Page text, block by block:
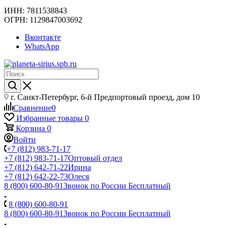
ИНН: 7811538843
ОГРН: 1129847003692
Вконтакте
WhatsApp
г. Санкт-Петербург, 6-й Предпортовый проезд, дом 10
Сравнение0
Избранные товары 0
Корзина 0
Войти
+7 (812) 983-71-17
+7 (812) 983-71-17Оптовый отдел
+7 (812) 642-71-22Ирина
+7 (812) 642-22-73Олеся
8 (800) 600-80-91Звонок по России Бесплатный
8 (800) 600-80-91
8 (800) 600-80-91Звонок по России Бесплатный